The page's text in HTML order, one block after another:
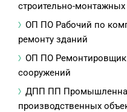
строительно-монтажных
ОП ПО Рабочий по
ремонту зданий
ОП ПО Ремонтировщик
сооружений
ДПП ПП
производственных